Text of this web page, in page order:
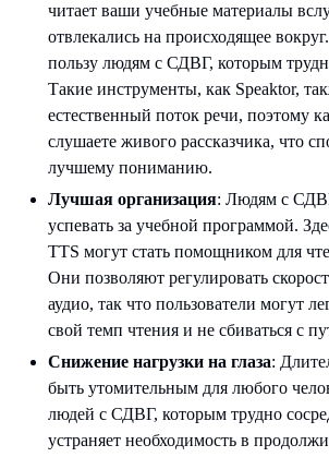
читает ваши учебные материалы
отвлекались на происходящее
пользу людям с СДВГ, которым
Такие инструменты, как Speaktor,
естественный поток речи, поэтому
слушаете живого рассказчика, что
лучшему пониманию.
Лучшая организация: Людям с
успевать за учебной программой.
TTS могут стать помощником для
Они позволяют регулировать
аудио, так что пользователи могут
свой темп чтения и не сбиваться с
Снижение нагрузки на глаза:
быть утомительным для любого
людей с СДВГ, которым трудно
устраняет необходимость в